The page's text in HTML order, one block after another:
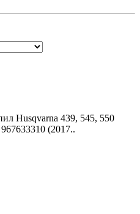
Husqvarna 439, 545, 550
(2017..